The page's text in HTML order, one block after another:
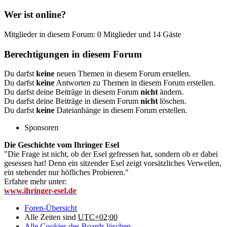
Wer ist online?
Mitglieder in diesem Forum: 0 Mitglieder und 14 Gäste
Berechtigungen in diesem Forum
Du darfst keine neuen Themen in diesem Forum erstellen.
Du darfst keine Antworten zu Themen in diesem Forum erstellen.
Du darfst deine Beiträge in diesem Forum nicht ändern.
Du darfst deine Beiträge in diesem Forum nicht löschen.
Du darfst keine Dateianhänge in diesem Forum erstellen.
Sponsoren
Die Geschichte vom Ihringer Esel
"Die Frage ist nicht, ob der Esel gefressen hat, sondern ob er dabei
gesessen hat! Denn ein sitzender Esel zeigt vorsätzliches Verweilen,
ein stehender nur höfliches Probieren."
Erfahre mehr unter:
www.ihringer-esel.de
Foren-Übersicht
Alle Zeiten sind UTC+02:00